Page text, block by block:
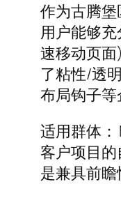
作为古腾
用户能够
速移动页
了粘性/透
布局钩子等
适用群体
客户项目
是兼具前瞻